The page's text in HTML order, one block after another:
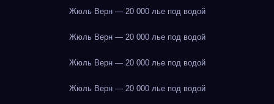
Жюль Верн — 20 000 лье под водой
Жюль Верн — 20 000 лье под водой
Жюль Верн — 20 000 лье под водой
Жюль Верн — 20 000 лье под водой